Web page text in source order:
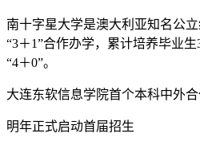
南十字星大学是澳大利亚知名公
“3＋1”合作办学，累计培养毕业
“4＋0”。
大连东软信息学院首个本科中外
明年正式启动首届招生